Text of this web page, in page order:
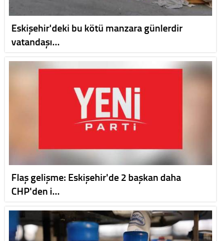
Eskişehir'deki bu kötü manzara günlerdir
vatandaşı…
Flaş gelişme: Eskişehir'de 2 başkan daha
CHP'den i…